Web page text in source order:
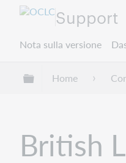
Support
Nota sulla versione
Espandi/
Home
British